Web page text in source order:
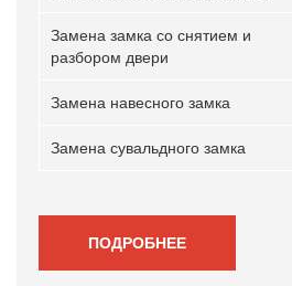
Замена замка со снятием и
разбором двери
Замена навесного замка
Замена сувальдного замка
ПОДРОБНЕЕ